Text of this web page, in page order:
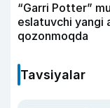
“Garri Potter”
eslatuvchi yangi
qozonmoqda
Tavsiyalar